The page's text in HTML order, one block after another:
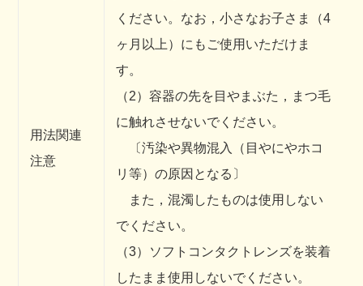
用法関連
注意
ください。なお，小さなお子さま（4
ヶ月以上）にもご使用いただけま
す。
（2）容器の先を目やまぶた，まつ毛
に触れさせないでください。
〔汚染や異物混入（目やにやホコ
リ等）の原因となる〕
また，混濁したものは使用しない
でください。
（3）ソフトコンタクトレンズを装着
したまま使用しないでください。